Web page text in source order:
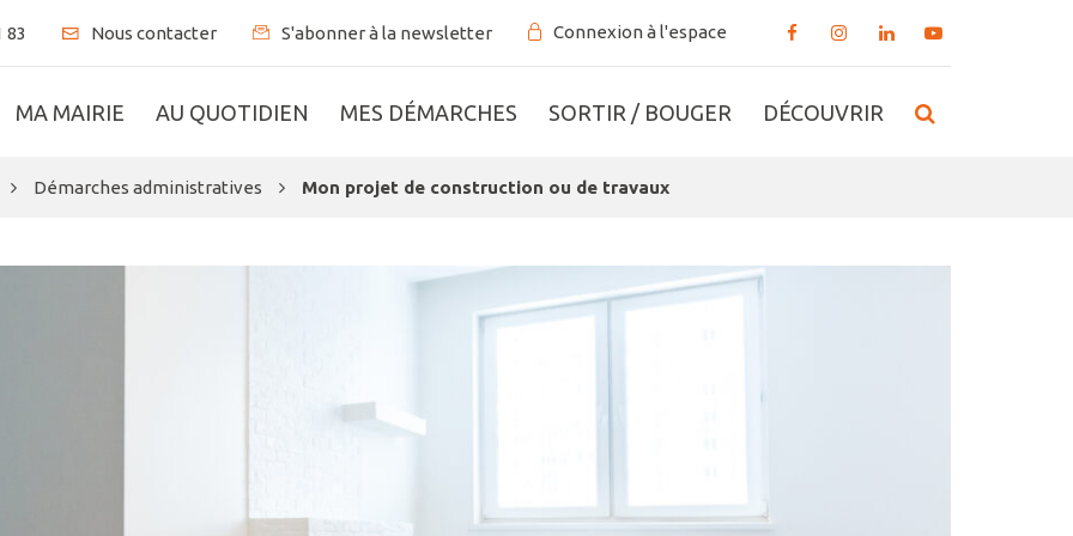
83 Nous contacter S'abonner à la newsletter Connexion à l'espace
Lien
vers
compte
Lien
vers
compte
Lien
vers
compte
Lien
vers
chaîne
MA MAIRIE AU QUOTIDIEN MES DÉMARCHES SORTIR / BOUGER DÉCOUVRIR
FERMER
Démarches administratives Mon projet de construction ou de travaux